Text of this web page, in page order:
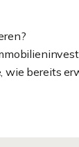
bereits